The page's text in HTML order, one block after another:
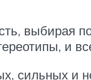
выбирая
и
сильных и